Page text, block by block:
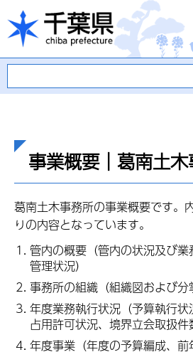
千葉県
事業概要｜葛南土
葛南土木事務所の事業概要です。
りの内容となっています。
管内の概要（管内の状況及び
管理状況）
事務所の組織（組織図および分
年度業務執行状況（予算執行状
占用許可状況、境界立会取扱件
年度事業（年度の予算編成、前